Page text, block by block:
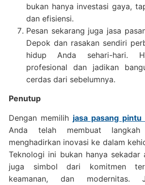
bukan hanya investasi gaya,
dan efisiensi.
Pesan sekarang juga jasa
Depok dan rasakan sendiri
hidup Anda sehari-hari.
profesional dan jadikan
cerdas dari sebelumnya.
Penutup
Dengan memilih jasa pasang
Anda telah membuat
menghadirkan inovasi ke dalam
Teknologi ini bukan hanya
juga simbol dari komitmen
keamanan, dan modernitas.